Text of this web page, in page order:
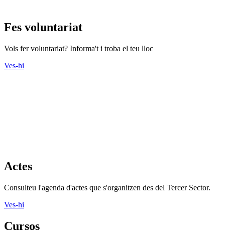
Fes voluntariat
Vols fer voluntariat? Informa't i troba el teu lloc
Ves-hi
Actes
Consulteu l'agenda d'actes que s'organitzen des del Tercer Sector.
Ves-hi
Cursos